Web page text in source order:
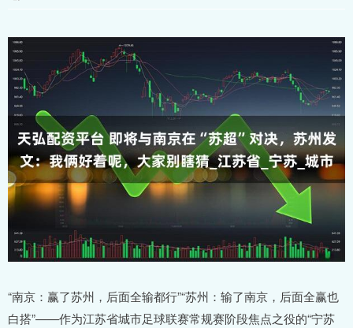
“南京：赢了苏州，后面全输都行”“苏州：输了南京，后面全赢也
白搭”——作为江苏省城市足球联赛常规赛阶段焦点之役的“宁苏